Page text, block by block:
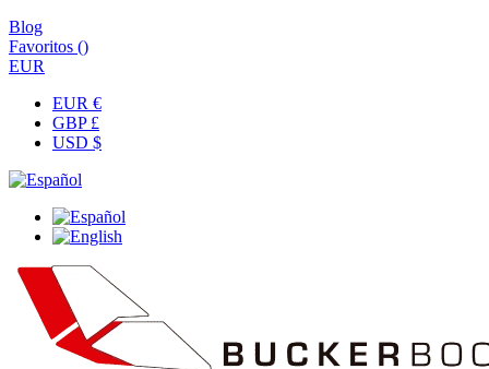
Blog
Favoritos ()
EUR
EUR €
GBP £
USD $